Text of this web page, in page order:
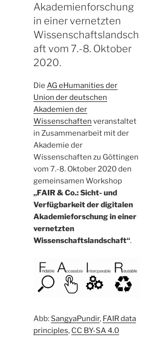
Akademienforschung
in einer vernetzten
Wissenschaftslandsch
aft vom 7.-8. Oktober
2020.
DieAG eHumanities der
Union der deutschen
Akademien der
Wissenschaften veranstaltet
in Zusammenarbeit mit der
Akademie der
Wissenschaften zu Göttingen
vom 7.-8. Oktober 2020 den
gemeinsamen Workshop
„FAIR & Co.: Sicht- und
Verfügbarkeit der digitalen
Akademieforschung in einer
vernetzten
Wissenschaftslandschaft“.
Abb: SangyaPundir, FAIR data
principles, CC BY-SA 4.0